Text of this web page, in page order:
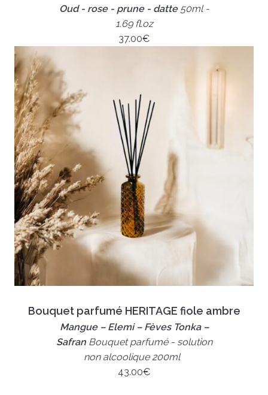
Oud - rose - prune - datte50ml -
1.69 fl.oz
37.00€
Bouquet parfumé HERITAGE fiole ambre
Mangue – Elemi – Fèves Tonka –
SafranBouquet parfumé - solution
non alcoolique 200ml
43.00€